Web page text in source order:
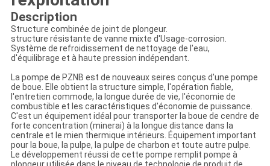
Description
Structure combinée de joint de plongeur.
structure résistante de vanne mixte d'Usage-corrosion.
Système de refroidissement de nettoyage de l'eau,
d'équilibrage et à haute pression indépendant.
La pompe de PZNB est de nouveaux seires conçus d'une pompe
de boue. Elle obtient la structure simple, l'opération fiable,
l'entretien commode, la longue durée de vie, l'économie de
combustible et les caractéristiques d'économie de puissance.
C'est un équipement idéal pour transporter la boue de cendre de
forte concentration (minerai) à la longue distance dans la
centrale et le mien thermique intérieurs. Équipement important
pour la boue, la pulpe, la pulpe de charbon et toute autre pulpe.
Le développement réussi de cette pompe remplit pompe à